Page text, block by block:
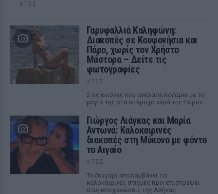
ΧΤΕΣ
Γαρυφαλλιά Καληφώνη:
Διακοπές σε Κουφονήσια και
Πάρο, χωρίς τον Χρήστο
Μάστορα – Δείτε τις
φωτογραφίες
ΧΤΕΣ
Στις εικόνες που ανέβασε ποζάρει με το
μαγιό της στα υπέροχα νερά της Πάρου
Γιώργος Λιάγκας και Μαρία
Αντωνά: Καλοκαιρινές
διακοπές στη Μύκονο με φόντο
το Αιγαίο
ΧΤΕΣ
Το ζευγάρι απολαμβάνει τις
καλοκαιρινές στιγμές πριν επιστρέψει
στις υποχρεώσεις της Αθήνας